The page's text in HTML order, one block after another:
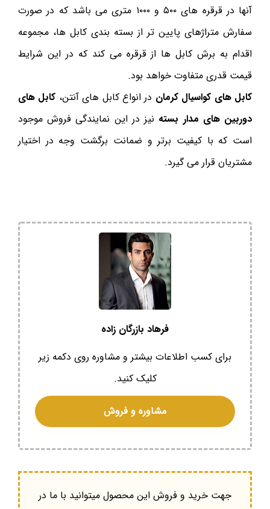
آنها در قرقره های ۵۰۰ و ۱۰۰۰ متری می باشد که در صورت
سفارش متراژهای پایین تر از بسته بندی کابل ها، مجموعه
اقدام به برش کابل ها از قرقره می کند که در این شرایط
قیمت قدری متفاوت خواهد بود.
کابل های کواسیال کرمان در انواع کابل های آنتن، کابل های
دوربین های مدار بسته نیز در این نمایندگی فروش موجود
است که با کیفیت برتر و ضمانت برگشت وجه در اختیار
مشتریان قرار می گیرد.
فرهاد بازرگان زاده
برای کسب اطلاعات بیشتر و مشاوره روی دکمه زیر
کلیک کنید.
مشاوره و فروش
جهت خرید و فروش این محصول میتوانید با ما در